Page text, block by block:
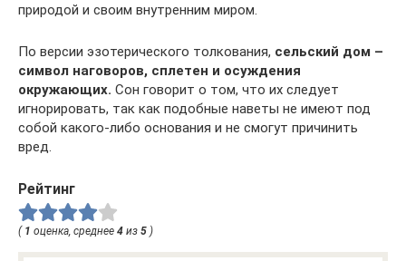
природой и своим внутренним миром.
По версии эзотерического толкования, сельский дом –
символ наговоров, сплетен и осуждения
окружающих. Сон говорит о том, что их следует
игнорировать, так как подобные наветы не имеют под
собой какого-либо основания и не смогут причинить
вред.
Рейтинг
( 1 оценка, среднее 4 из 5 )